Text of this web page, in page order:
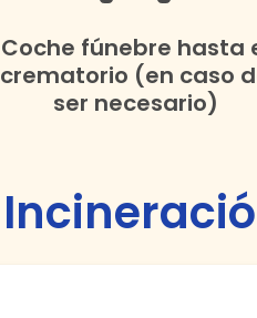
Coche fúnebre hasta
crematorio (en caso
ser necesario)